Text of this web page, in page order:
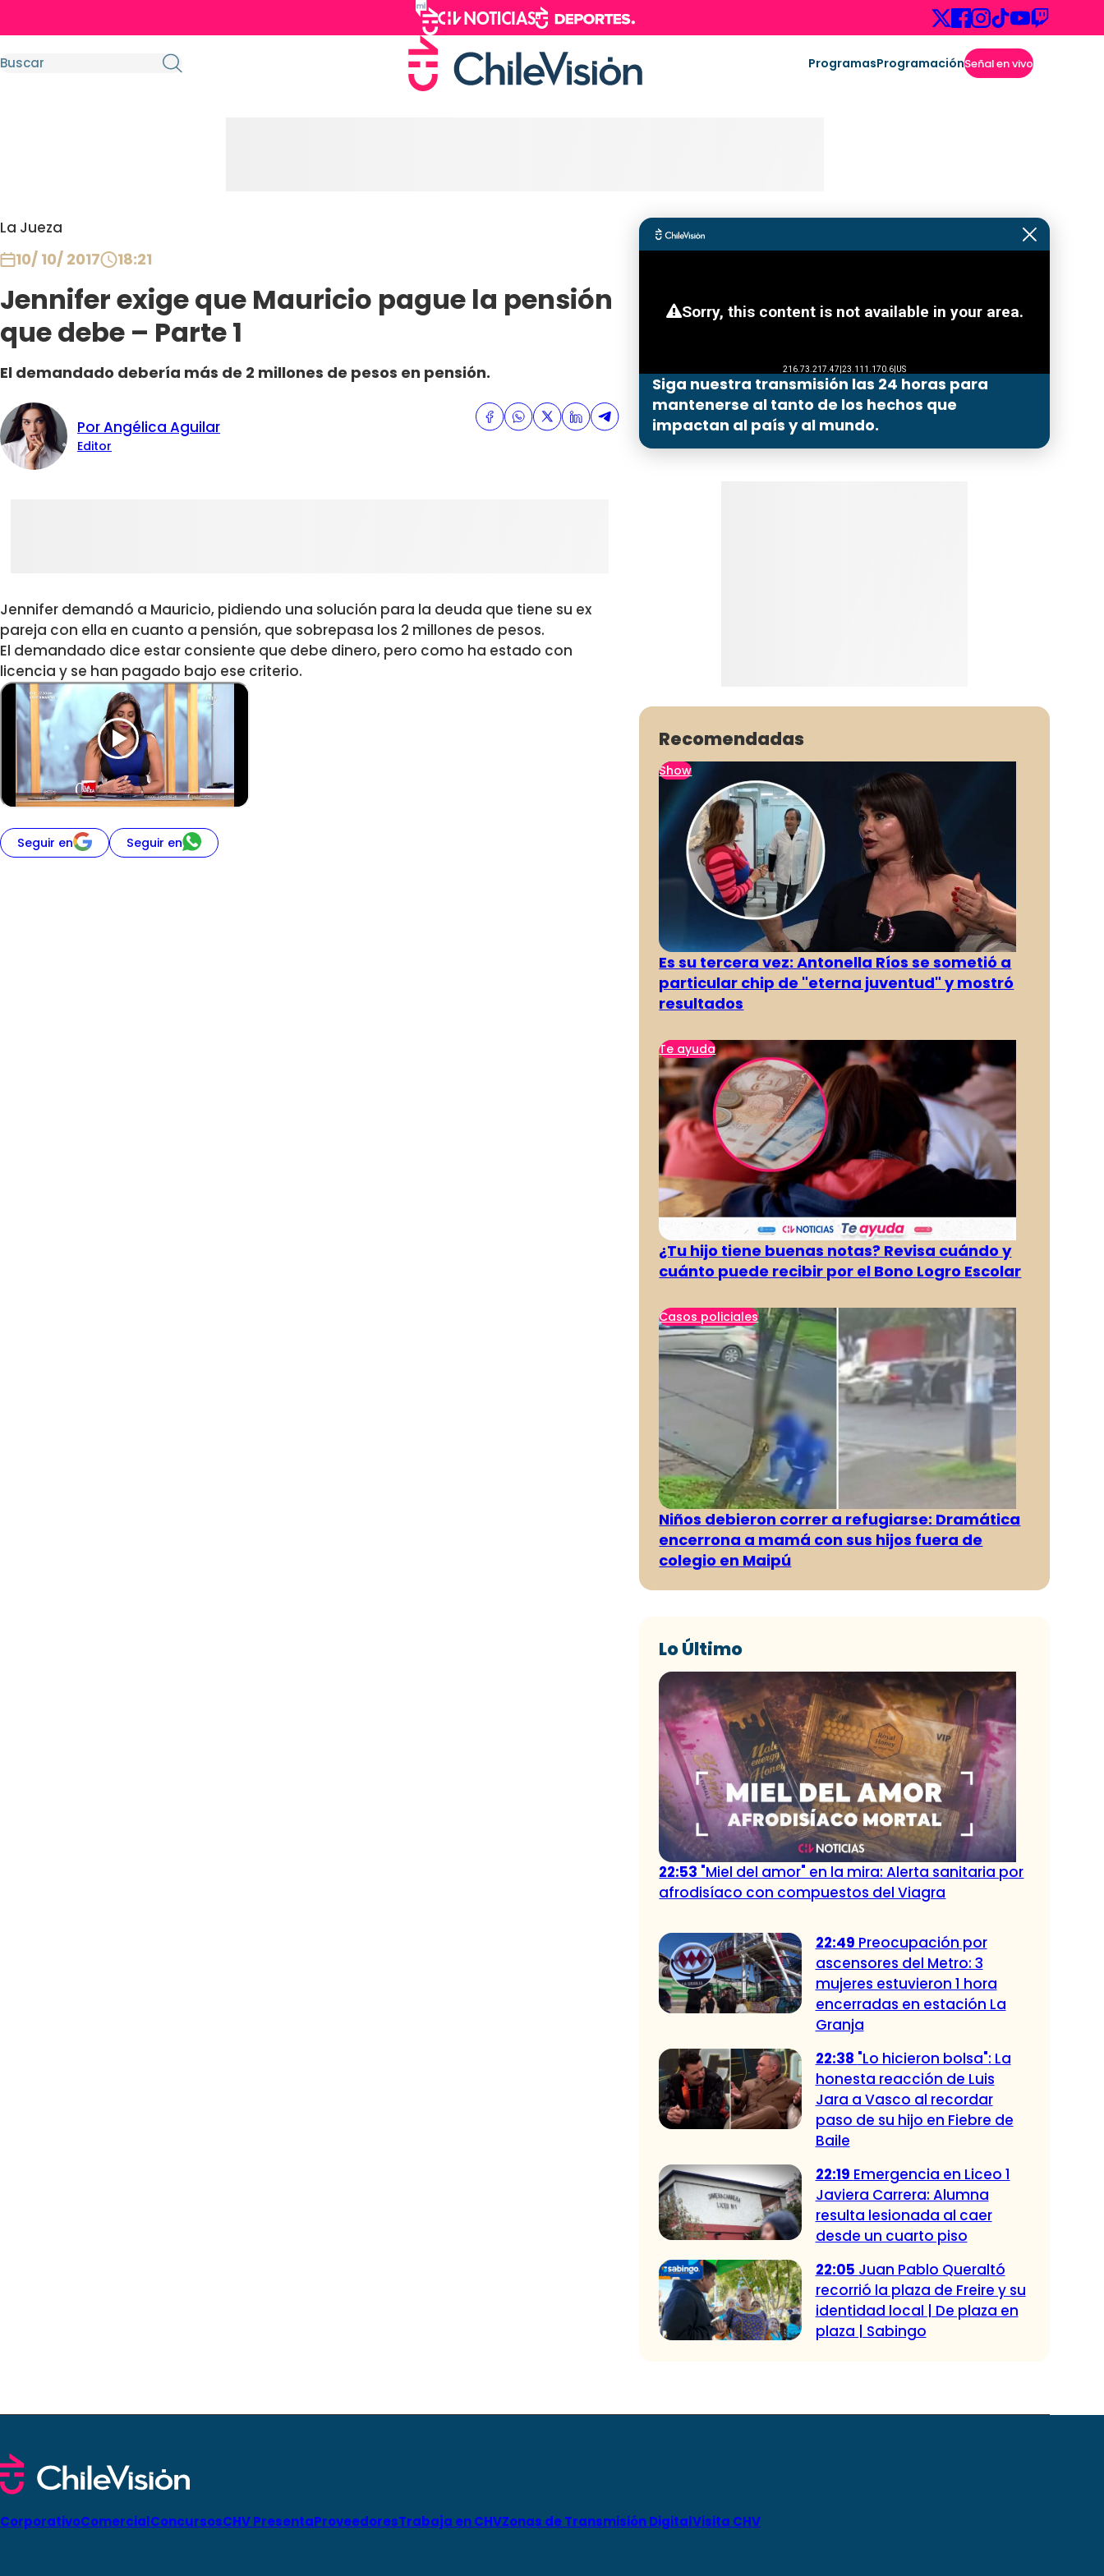
ProgramasProgramaciónSeñal en vivo
La Jueza
10/ 10/ 2017 18:21
Jennifer exige que Mauricio pague la pensión
que debe – Parte 1
El demandado debería más de 2 millones de pesos en pensión.
Por Angélica Aguilar
Editor
Jennifer demandó a Mauricio, pidiendo una solución para la deuda que tiene su ex
pareja con ella en cuanto a pensión, que sobrepasa los 2 millones de pesos.
El demandado dice estar consiente que debe dinero, pero como ha estado con
licencia y se han pagado bajo ese criterio.
Seguir en Seguir en
Siga nuestra transmisión las 24 horas para
mantenerse al tanto de los hechos que
impactan al país y al mundo.
Recomendadas
Show
Es su tercera vez: Antonella Ríos se sometió a
particular chip de "eterna juventud" y mostró
resultados
Te ayuda
¿Tu hijo tiene buenas notas? Revisa cuándo y
cuánto puede recibir por el Bono Logro Escolar
Casos policiales
Niños debieron correr a refugiarse: Dramática
encerrona a mamá con sus hijos fuera de
colegio en Maipú
Lo Último
22:53 "Miel del amor" en la mira: Alerta sanitaria por
afrodisíaco con compuestos del Viagra
22:49 Preocupación por
ascensores del Metro: 3
mujeres estuvieron 1 hora
encerradas en estación La
Granja
22:38 "Lo hicieron bolsa": La
honesta reacción de Luis
Jara a Vasco al recordar
paso de su hijo en Fiebre de
Baile
22:19 Emergencia en Liceo 1
Javiera Carrera: Alumna
resulta lesionada al caer
desde un cuarto piso
22:05 Juan Pablo Queraltó
recorrió la plaza de Freire y su
identidad local | De plaza en
plaza | Sabingo
CorporativoComercialConcursosCHV PresentaProveedoresTrabaja en CHVZonas de Transmisión DigitalVisita CHV